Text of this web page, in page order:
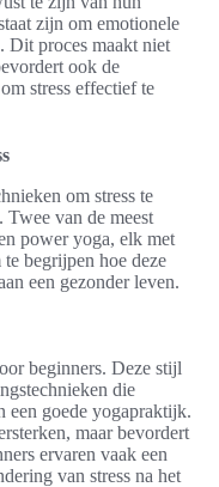
zijn om emotionele
Dit proces maakt niet
ook de
stress effectief te
om stress te
Twee van de meest
power yoga, elk met
begrijpen hoe deze
een gezonder leven.
beginners. Deze stijl
die
een goede yogapraktijk.
maar bevordert
ervaren vaak een
van stress na het